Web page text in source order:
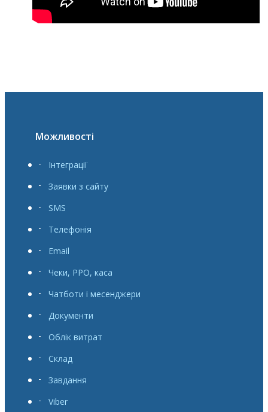
Можливості
Інтеграції
Заявки з сайту
SMS
Телефонія
Email
Чеки, РРО, каса
Чатботи і месенджери
Документи
Облік витрат
Склад
Завдання
Viber